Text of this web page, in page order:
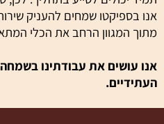
כלי הקשת והוריהם הינם לרוב
לסייע בתהליך. לכן, טוב
הרחב את הכלי המתאים
את עבודתינו בשמחה